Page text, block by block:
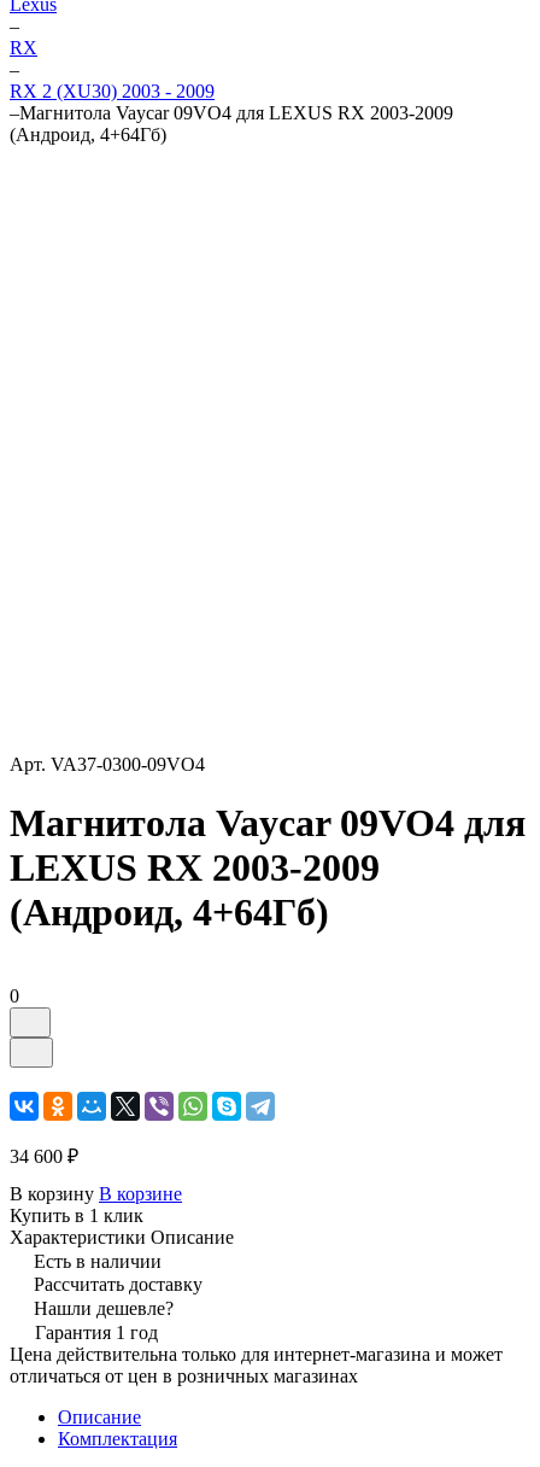
Lexus
–
RX
–
RX 2 (XU30) 2003 - 2009
–Магнитола Vaycar 09VO4 для LEXUS RX 2003-2009
(Андроид, 4+64Гб)
Арт. VA37-0300-09VO4
Магнитола Vaycar 09VO4 для
LEXUS RX 2003-2009
(Андроид, 4+64Гб)
0
34 600 ₽
В корзину В корзине
Купить в 1 клик
Характеристики Описание
Есть в наличии
Рассчитать доставку
Нашли дешевле?
Гарантия 1 год
Цена действительна только для интернет-магазина и может
отличаться от цен в розничных магазинах
Описание
Комплектация